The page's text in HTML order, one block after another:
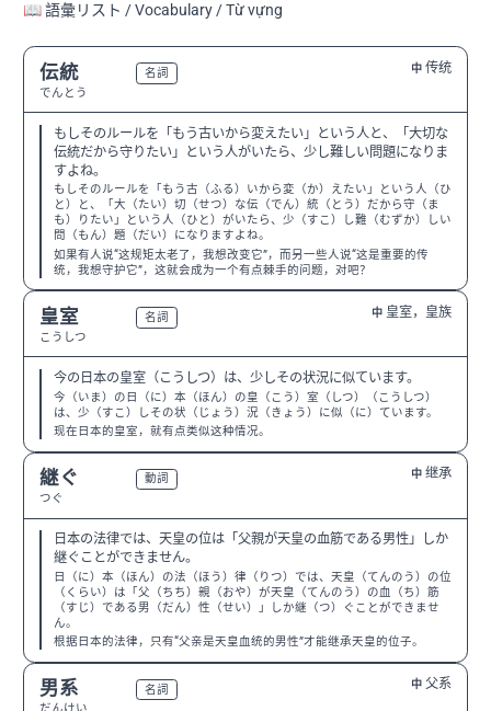
📖 語彙リスト / Vocabulary / Từ vựng
伝統
でんとう
名詞 中 传统
もしそのルールを「もう古いから変えたい」という人と、「大切な
伝統だから守りたい」という人がいたら、少し難しい問題になりま
すよね。
もしそのルールを「もう古（ふる）いから変（か）えたい」という人（ひ
と）と、「大（たい）切（せつ）な伝（でん）統（とう）だから守（ま
も）りたい」という人（ひと）がいたら、少（すこ）し難（むずか）しい
問（もん）題（だい）になりますよね。
如果有人说“这规矩太老了，我想改变它”，而另一些人说“这是重要的传
统，我想守护它”，这就会成为一个有点棘手的问题，对吧？
皇室
こうしつ
名詞 中 皇室，皇族
今の日本の皇室（こうしつ）は、少しその状況に似ています。
今（いま）の日（に）本（ほん）の皇（こう）室（しつ）（こうしつ）
は、少（すこ）しその状（じょう）況（きょう）に似（に）ています。
现在日本的皇室，就有点类似这种情况。
継ぐ
つぐ
動詞 中 继承
日本の法律では、天皇の位は「父親が天皇の血筋である男性」しか
継ぐことができません。
日（に）本（ほん）の法（ほう）律（りつ）では、天皇（てんのう）の位
（くらい）は「父（ちち）親（おや）が天皇（てんのう）の血（ち）筋
（すじ）である男（だん）性（せい）」しか継（つ）ぐことができませ
ん。
根据日本的法律，只有“父亲是天皇血统的男性”才能继承天皇的位子。
男系 名詞 中 父系